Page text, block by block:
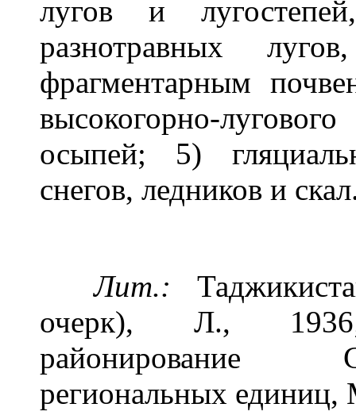
лугов и
разнотравных
фрагментарным
высокогорно-
осыпей; 5)
снегов, ледников и
Лит.:
очерк), Л., 1936;
районирование
региональных